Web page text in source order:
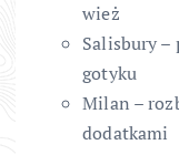
wież
Salisbury –
gotyku
Milan –
dodatkami